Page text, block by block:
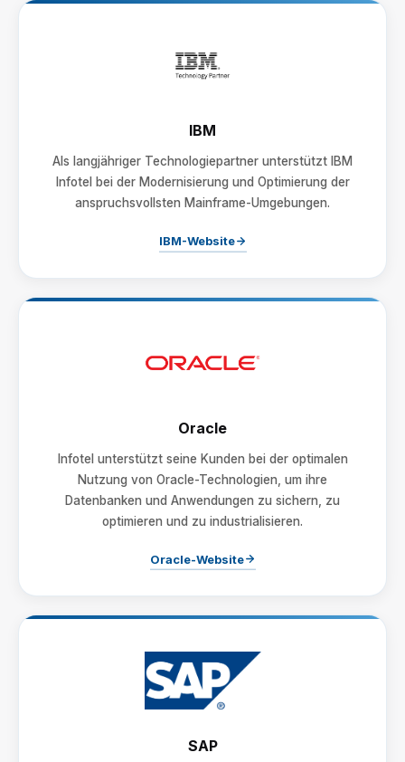
IBM
Als langjähriger Technologiepartner unterstützt IBM
Infotel bei der Modernisierung und Optimierung der
anspruchsvollsten Mainframe-Umgebungen.
IBM-Website
Oracle
Infotel unterstützt seine Kunden bei der optimalen
Nutzung von Oracle-Technologien, um ihre
Datenbanken und Anwendungen zu sichern, zu
optimieren und zu industrialisieren.
Oracle-Website
SAP